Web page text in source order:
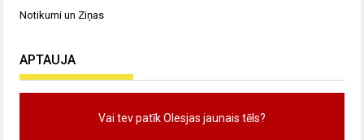
Notikumi un Ziņas
APTAUJA
Vai tev patīk Olesjas jaunais tēls?